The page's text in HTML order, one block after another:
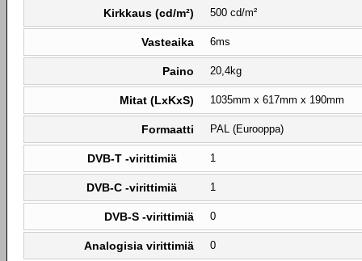
Kirkkaus (cd/m²) 500 cd/m²
Vasteaika 6ms
Paino 20,4kg
Mitat (LxKxS) 1035mm x 617mm x 190mm
Formaatti PAL (Eurooppa)
DVB-T -virittimiä 1
DVB-C -virittimiä 1
DVB-S -virittimiä 0
Analogisia virittimiä 0